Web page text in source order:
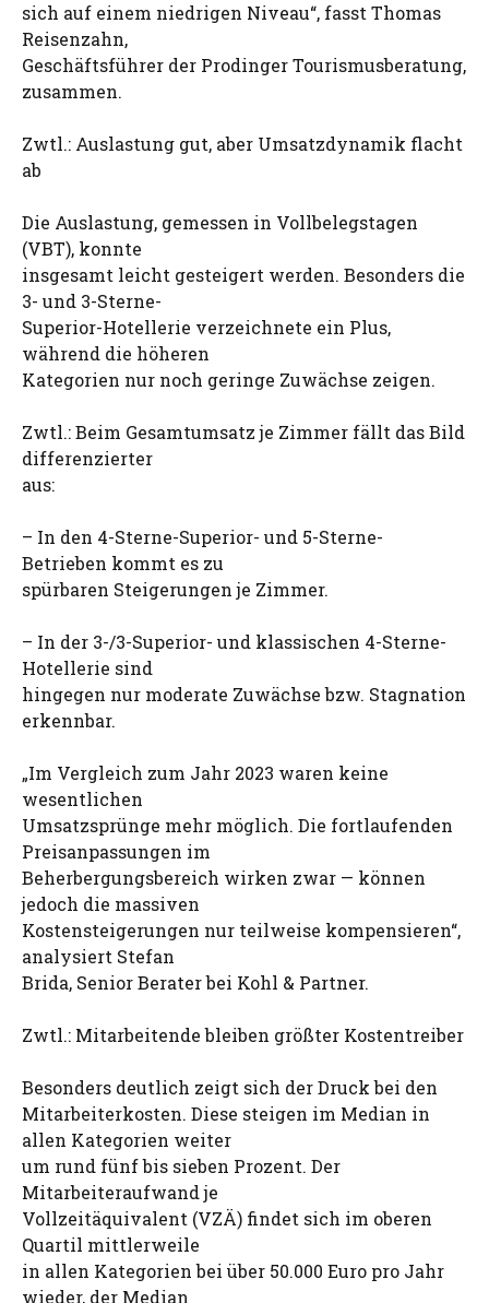
sich auf einem niedrigen Niveau“, fasst Thomas
Reisenzahn,
Geschäftsführer der Prodinger Tourismusberatung,
zusammen.
Zwtl.: Auslastung gut, aber Umsatzdynamik flacht
ab
Die Auslastung, gemessen in Vollbelegstagen
(VBT), konnte
insgesamt leicht gesteigert werden. Besonders die
3- und 3-Sterne-
Superior-Hotellerie verzeichnete ein Plus,
während die höheren
Kategorien nur noch geringe Zuwächse zeigen.
Zwtl.: Beim Gesamtumsatz je Zimmer fällt das Bild
differenzierter
aus:
– In den 4-Sterne-Superior- und 5-Sterne-
Betrieben kommt es zu
spürbaren Steigerungen je Zimmer.
– In der 3-/3-Superior- und klassischen 4-Sterne-
Hotellerie sind
hingegen nur moderate Zuwächse bzw. Stagnation
erkennbar.
„Im Vergleich zum Jahr 2023 waren keine
wesentlichen
Umsatzsprünge mehr möglich. Die fortlaufenden
Preisanpassungen im
Beherbergungsbereich wirken zwar — können
jedoch die massiven
Kostensteigerungen nur teilweise kompensieren“,
analysiert Stefan
Brida, Senior Berater bei Kohl & Partner.
Zwtl.: Mitarbeitende bleiben größter Kostentreiber
Besonders deutlich zeigt sich der Druck bei den
Mitarbeiterkosten. Diese steigen im Median in
allen Kategorien weiter
um rund fünf bis sieben Prozent. Der
Mitarbeiteraufwand je
Vollzeitäquivalent (VZÄ) findet sich im oberen
Quartil mittlerweile
in allen Kategorien bei über 50.000 Euro pro Jahr
wieder, der Median